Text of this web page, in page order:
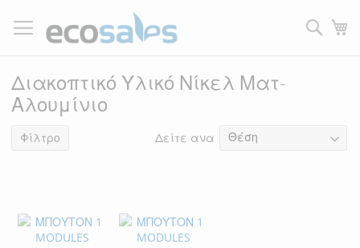
στο
περιεχόμενο
Διακοπτικό Υλικό Νίκελ Ματ-
Αλουμίνιο
είδη Δείτε ανα
Φίλτρο